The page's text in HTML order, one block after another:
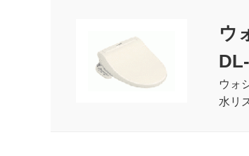
ウ
ウォ
水リ